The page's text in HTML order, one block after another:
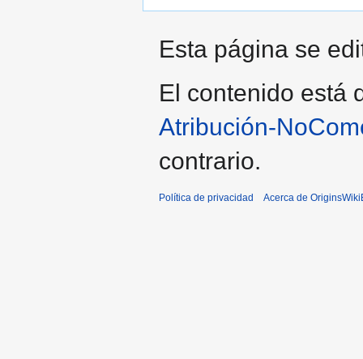
Esta página se
El contenido está
Atribución-
contrario.
Política de privacidad Acerca de